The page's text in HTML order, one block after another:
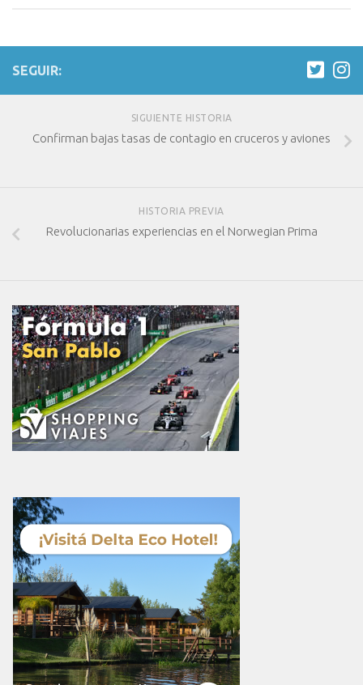
SEGUIR:
SIGUIENTE HISTORIA
Confirman bajas tasas de contagio en cruceros y aviones
HISTORIA PREVIA
Revolucionarias experiencias en el Norwegian Prima